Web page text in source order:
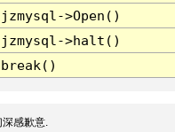
jzmysql->Open()
jzmysql->halt()
break()
感歉意.